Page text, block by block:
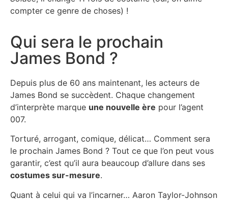
compter ce genre de choses) !
Qui sera le prochain
James Bond ?
Depuis plus de 60 ans maintenant, les acteurs de
James Bond se succèdent. Chaque changement
d’interprète marque une nouvelle ère pour l’agent
007.
Torturé, arrogant, comique, délicat… Comment sera
le prochain James Bond ? Tout ce que l’on peut vous
garantir, c’est qu’il aura beaucoup d’allure dans ses
costumes sur-mesure.
Quant à celui qui va l’incarner… Aaron Taylor-Johnson